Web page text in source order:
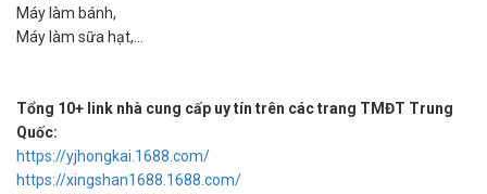
Máy làm bánh,
Máy làm sữa hạt,…
Tổng 10+ link nhà cung cấp uy tín trên các trang TMĐT Trung
Quốc:
https://yjhongkai.1688.com/
https://xingshan1688.1688.com/